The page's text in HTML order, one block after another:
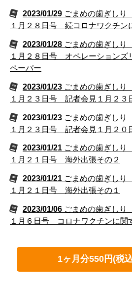
2023/01/29 ごまめの歯ぎし
１月２８日号 続コロナワクチン
2023/01/28 ごまめの歯ぎし
１月２８日号 オペレーションズ
ペーパー
2023/01/23 ごまめの歯ぎし
１月２３日号 記者会見１月２３
2023/01/23 ごまめの歯ぎし
１月２３日号 記者会見１月２０
2023/01/21 ごまめの歯ぎし
１月２１日号 海外出張その２
2023/01/21 ごまめの歯ぎし
１月２１日号 海外出張その１
2023/01/06 ごまめの歯ぎし
１月６日号 コロナワクチンに関
1ヶ月分550円(税